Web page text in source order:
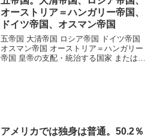
オーストリア＝ハンガリー帝国、
ドイツ帝国、オスマン帝国
五帝国 大清帝国 ロシア帝国 ドイツ帝国
オスマン帝国 オーストリア＝ハンガリー
帝国 皇帝の支配・統治する国家 または自
アメリカでは独身は普通。50.2％